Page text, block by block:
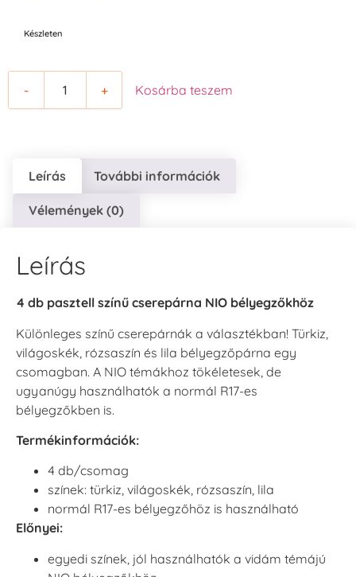
Készleten
- + Kosárba teszem
Leírás További információk
Vélemények (0)
Leírás
4 db pasztell színű cserepárna NIO bélyegzőkhöz
Különleges színű cserepárnák a választékban! Türkiz,
világoskék, rózsaszín és lila bélyegzőpárna egy
csomagban. A NIO témákhoz tökéletesek, de
ugyanúgy használhatók a normál R17-es
bélyegzőkben is.
Termékinformációk:
4 db/csomag
színek: türkiz, világoskék, rózsaszín, lila
normál R17-es bélyegzőhöz is használható
Előnyei:
egyedi színek, jól használhatók a vidám témájú